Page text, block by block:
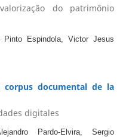
do patrimônio
Espindola, Victor Jesus
documental de la
digitales
Pardo-Elvira, Sergio